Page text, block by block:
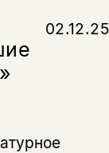
02.12.25